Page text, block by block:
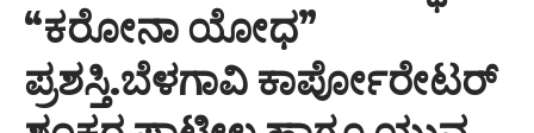
“ಕರೋನಾ ಯೋಧ”
ಪ್ರಶಸ್ತಿ.ಬೆಳಗಾವಿ ಕಾರ್ಪೋರೇಟರ್